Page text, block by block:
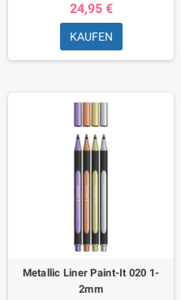
24,95 €
KAUFEN
Metallic Liner Paint-It 020 1-
2mm